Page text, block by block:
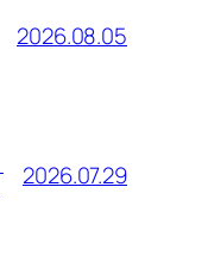
2026.08.05
2026.07.29